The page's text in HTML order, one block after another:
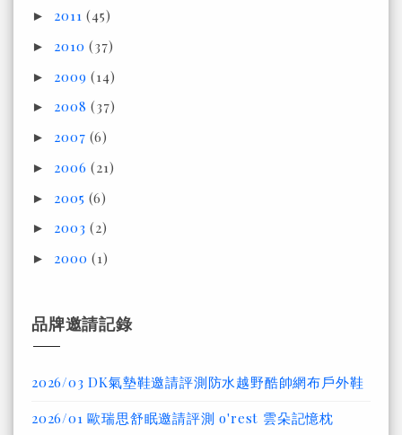
► 2011(45)
► 2010(37)
► 2009(14)
► 2008(37)
► 2007(6)
► 2006(21)
► 2005(6)
► 2003(2)
► 2000(1)
品牌邀請記錄
2026/03 DK氣墊鞋邀請評測防水越野酷帥網布戶外鞋
2026/01 歐瑞思舒眠邀請評測 o'rest 雲朵記憶枕